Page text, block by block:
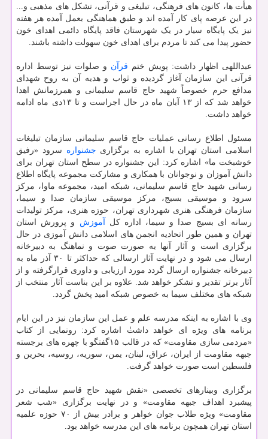
هیأت ها، کانون های فرهنگی، تبلیغی و قرآنی، تشکل های مذهبی و...
در این عرصه پای کار آمده اند و طبق هماهنگی بعمل آمده هر هفته
نیز یک پایگاه سیار در یک شهرستان فاقد پایگاه دائمی اهدای خون
حضور پیدا می کند تا مردم برای اهدای خون سهولت داشته باشند.
عبداللهی اظهار داشت: پویش ختم قرآن و صلوات نیز توسط اداره
قرآنی این سازمان آغاز گردیده و ثواب و هدیه آن به روح شهدای
مدافع حرم خصوصاً شهید حاج قاسم سلیمانی و همرزمانش اهدا
خواهد شد که از ۱۳ آبان ماه در حال اجراست و تا ۱۳دی ماه ادامه
خواهد داشت.
مسئول اطلاع رسانی عملیات حاج قاسم سلیمانی سازمان تبلیغات
اسلامی استان تهران با اشاره به برگزاری جشنواره سرود «رفیق
خوشبخت ما» اشاره کرد: این جشنواره در سطح استان تهران برای
دانش آموزان و نوجوانان با همکاری و مشارکت مجموعه پایگاه اطلاع
رسانی شهید حاج قاسم سلیمانی، شبکه امید، مجموعه ماوا، مرکز
سرود و موسیقی بسیج، مرکز موسیقی سازمان صدا و سیما،
سازمان فرهنگی هنری شهرداری تهران، حوزه هنری، مرکز تولیدات
رسانه ای بسیج صدا و سیما، اداره کل
آموزش و پرورش استان
تهران و همین طور اتحادیه انجمن های اسلامی دانش آموزی در حال
برگزاری است و آثار آنها به صورت صوت و نماهنگ به دبیرخانه
ارسال می شود و در نهایت آثار ارسالی که حداکثر تا ۳۰ آذر ماه به
دبیرخانه جشنواره ارسال گردد مورد ارزیابی و داوری قرارگرفته و از
آثار برتر تقدیر و تشکر خواهد شد. علاوه بر این بناست آثار منتخب از
شبکه های مختلف سیما به خصوص شبکه امید پخش گردد.
وی با اشاره به اینکه مدرسه علم و عمل این سازمان نیز در این ایام
برنامه های ویژه ای خواهد داشتٰ اشاره کرد: رونمایی از کتاب
«مردمی سازی مقاومت» که در قالب ۱۵گفتگو با چهره های برجسته
جبهه مقاومت از ایران، عراق، لبنان، یمن، سوریه، روسیه، بحرین و
فلسطین است صورت خواهد گرفت.
برگزاری وبینارهای تخصصی «نقش شهید حاج قاسم سلیمانی در
پیشبرد اهداف جبهه مقاومت» و در نهایت برگزاری «شب شعر
مقاومت» ویژه طلاب جوان خواهر و برادر بیش از ۷۰ حوزه علمیه
استان تهران همچون برنامه های این مدرسه خواهد بود.